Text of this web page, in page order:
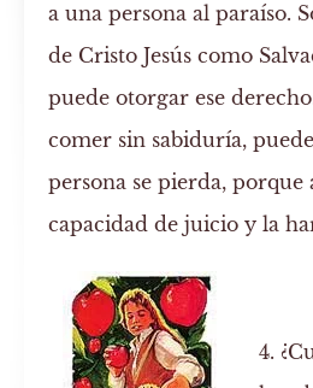
a una persona al paraíso.
de Cristo Jesús como
puede otorgar ese
comer sin sabiduría,
persona se pierda,
capacidad de juicio y la
4.